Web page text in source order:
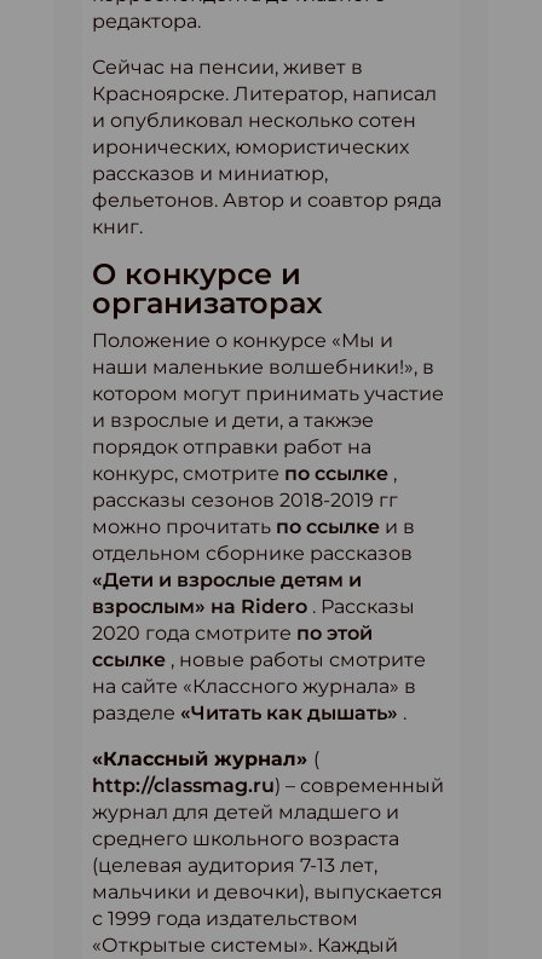
редактора.
Сейчас на пенсии, живет в
Красноярске. Литератор, написал
и опубликовал несколько сотен
иронических, юмористических
рассказов и миниатюр,
фельетонов. Автор и соавтор ряда
книг.
О конкурсе и
организаторах
Положение о конкурсе «Мы и
наши маленькие волшебники!», в
котором могут принимать участие
и взрослые и дети, а такжэе
порядок отправки работ на
конкурс, смотрите по ссылке ,
рассказы сезонов 2018-2019 гг
можно прочитать по ссылке и в
отдельном сборнике рассказов
«Дети и взрослые детям и
взрослым» на Ridero . Рассказы
2020 года смотрите по этой
ссылке , новые работы смотрите
на сайте «Классного журнала» в
разделе «Читать как дышать» .
«Классный журнал» (
http://classmag.ru) – современный
журнал для детей младшего и
среднего школьного возраста
(целевая аудитория 7-13 лет,
мальчики и девочки), выпускается
с 1999 года издательством
«Открытые системы». Каждый